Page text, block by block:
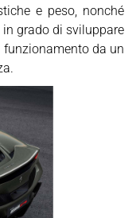
e peso, nonché
grado di sviluppare
funzionamento da un